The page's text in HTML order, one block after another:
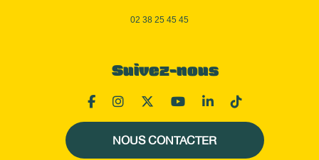
02 38 25 45 45
Suivez-nous
NOUS CONTACTER